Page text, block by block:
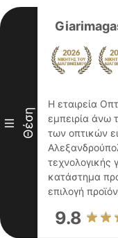
III Θέση
Η εταιρεία
εμπειρία άνω
των οπτικών
τεχνολογικής
κατάστημα
επιλογή
9.8